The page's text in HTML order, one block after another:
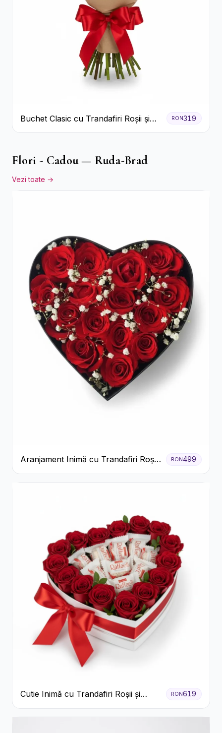
Buchet Clasic cu Trandafiri Roșii și
Gypsophila
RON319
Flori - Cadou — Ruda-Brad
Vezi toate →
Aranjament Inimă cu Trandafiri Roșii
și Floarea Miresei
RON499
Cutie Inimă cu Trandafiri Roșii și
Bomboane Raffaello
RON619